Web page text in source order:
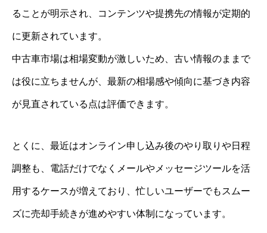
ることが明示され、コンテンツや提携先の情報が定期的
に更新されています。
中古車市場は相場変動が激しいため、古い情報のままで
は役に立ちませんが、最新の相場感や傾向に基づき内容
が見直されている点は評価できます。
とくに、最近はオンライン申し込み後のやり取りや日程
調整も、電話だけでなくメールやメッセージツールを活
用するケースが増えており、忙しいユーザーでもスムー
ズに売却手続きが進めやすい体制になっています。